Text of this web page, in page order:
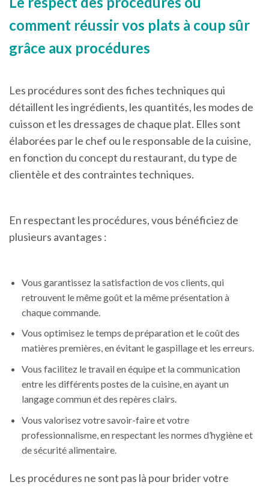
comment réussir vos plats à coup sûr
grâce aux procédures
Les procédures sont des fiches techniques qui
détaillent les ingrédients, les quantités, les modes de
cuisson et les dressages de chaque plat. Elles sont
élaborées par le chef ou le responsable de la cuisine,
en fonction du concept du restaurant, du type de
clientèle et des contraintes techniques.
En respectant les procédures, vous bénéficiez de
plusieurs avantages :
Vous garantissez la satisfaction de vos clients, qui
retrouvent le même goût et la même présentation à
chaque commande.
Vous optimisez le temps de préparation et le coût des
matières premières, en évitant le gaspillage et les erreurs.
Vous facilitez le travail en équipe et la communication
entre les différents postes de la cuisine, en ayant un
langage commun et des repères clairs.
Vous valorisez votre savoir-faire et votre
professionnalisme, en respectant les normes d’hygiène et
de sécurité alimentaire.
Les procédures ne sont pas là pour brider votre